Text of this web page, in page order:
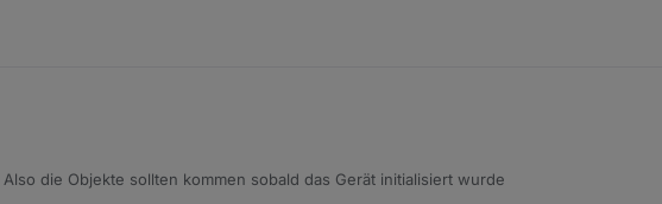
Also die Objekte sollten kommen sobald das Gerät initialisiert wurde